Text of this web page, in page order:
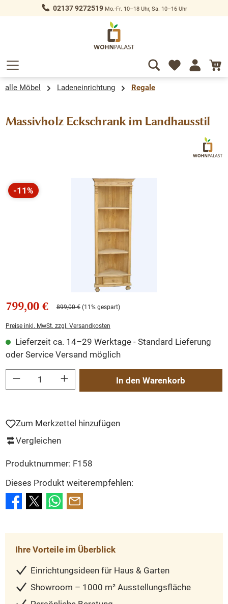
springen 02137 9272519Mo.-Fr. 10–18 Uhr, Sa. 10–16 Uhr
alle Möbel Ladeneinrichtung Regale
Massivholz Eckschrank im Landhausstil
Bildergalerie überspringen
-11%
Rabatt
799,00 € 899,00 € (11% gespart)
Preise inkl. MwSt. zzgl. Versandkosten
Lieferzeit ca. 14–29 Werktage - Standard Lieferung
oder Service Versand möglich
Produkt Anzahl: Gib den gewünschten Wert ein oder benutze die Schaltflächen
In den Warenkorb
Zum Merkzettel hinzufügen
Vergleichen
Produktnummer: F158
Dieses Produkt weiterempfehlen:
Ihre Vorteile im Überblick
Einrichtungsideen für Haus & Garten
Showroom – 1000 m² Ausstellungsfläche